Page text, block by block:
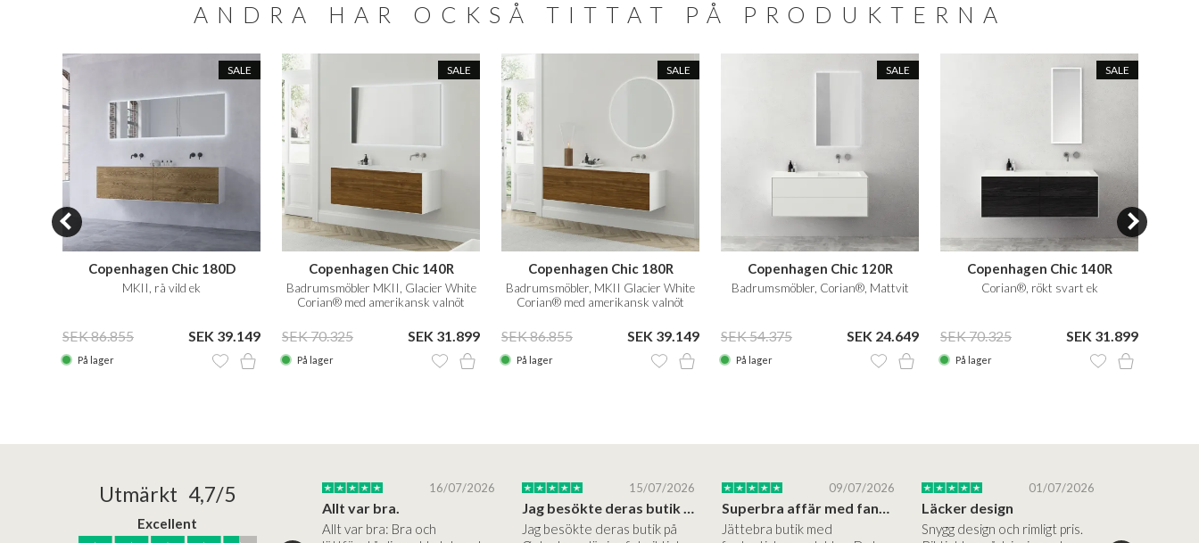
ANDRA HAR OCKSÅ TITTAT PÅ PRODUKTERNA
SALE
Copenhagen Chic 180D
MKII, rå vild ek
SEK 86.855 SEK 39.149
På lager
SALE
Copenhagen Chic 140R
Badrumsmöbler MKII, Glacier White
Corian® med amerikansk valnöt
SEK 70.325 SEK 31.899
På lager
SALE
Copenhagen Chic 180R
Badrumsmöbler, MKII Glacier White
Corian® med amerikansk valnöt
SEK 86.855 SEK 39.149
På lager
SALE
Copenhagen Chic 120R
Badrumsmöbler, Corian®, Mattvit
SEK 54.375 SEK 24.649
På lager
SALE
Copenhagen Chic 140R
Corian®, rökt svart ek
SEK 70.325 SEK 31.899
På lager
Utmärkt 4,7/5
Excellent
30/03/2025
Bad&stil var verkligen lätt att
16/07/2026
Allt var bra.
Allt var bra: Bra och
15/07/2026
Jag besökte deras butik på Østerbro.
Jag besökte deras butik på
09/07/2026
Superbra affär med fantastiska produkter
Jättebra butik med
01/07/2026
Läcker design
Snygg design och rimligt pris.